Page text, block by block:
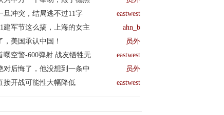
旦冲突，结局逃不过11字 eastwest
建军节这么搞，上海的女主 ahn_b
，美国承认中国！ 员外
曝空警-600弹射 战友牺牲无 eastwest
对后悔了，他没想到一条中 员外
接开战可能性大幅降低 eastwest